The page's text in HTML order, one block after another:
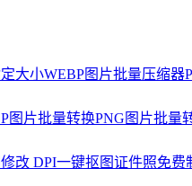
大小WEBP图片批量压缩器
图片批量转换PNG图片批量
修改 DPI一键抠图证件照免费